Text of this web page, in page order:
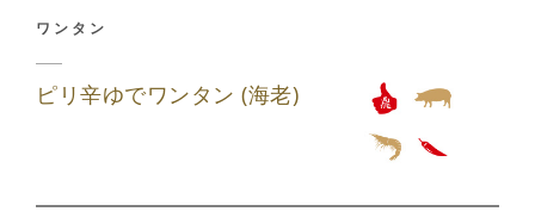
ワ ン タ ン
ピリ辛ゆでワンタン (海老)